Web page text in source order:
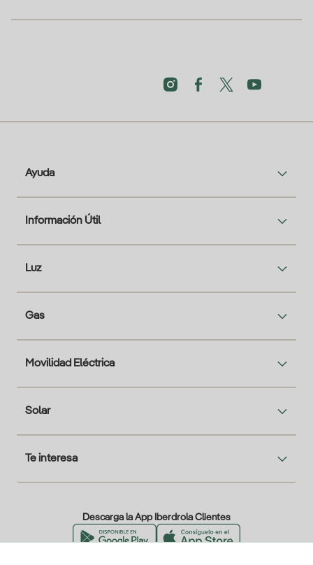
Ayuda
Información Útil
Luz
Gas
Movilidad Eléctrica
Solar
Te interesa
Descarga la App Iberdrola Clientes